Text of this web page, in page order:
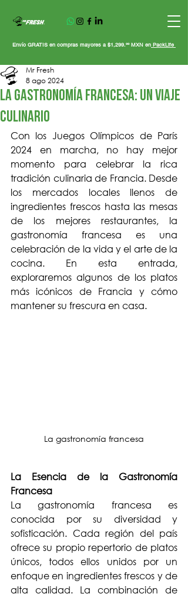
Envío GRATIS en compras mayores a $1,299.ºº MXN en PackLife
La Gastronomía Francesa: Un Viaje
Culinario
Mr Fresh
8 ago 2024
Con los Juegos Olímpicos de París
2024 en marcha, no hay mejor
momento para celebrar la rica
tradición culinaria de Francia. Desde
los mercados locales llenos de
ingredientes frescos hasta las mesas
de los mejores restaurantes, la
gastronomía francesa es una
celebración de la vida y el arte de la
cocina. En esta entrada,
exploraremos algunos de los platos
más icónicos de Francia y cómo
mantener su frescura en casa.
La gastronomía francesa
La Esencia de la Gastronomía
Francesa
La gastronomía francesa es
conocida por su diversidad y
sofisticación. Cada región del país
ofrece su propio repertorio de platos
únicos, todos ellos unidos por un
enfoque en ingredientes frescos y de
alta calidad. La combinación de